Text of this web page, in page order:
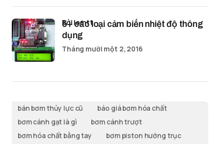
5+ các loại cảm biến nhiệt độ thông
dụng
bởi lamtt
Tháng mười một 2, 2016
bán bơm thủy lực cũ
báo giá bơm hóa chất
bơm cánh gạt là gì
bơm cánh trượt
bơm hóa chất bằng tay
bơm piston hướng trục